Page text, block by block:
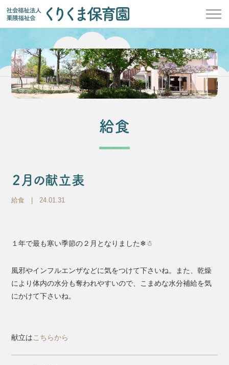
給食
２月の献立表
給食 | 24.01.31
１年で最も寒い季節の２月となりました❄☃
風邪やインフルエンザなどに気をつけて下さいね。また、乾燥
により体内の水分も奪われやすいので、こまめな水分補給を気
にかけて下さいね。
献立はこちらから